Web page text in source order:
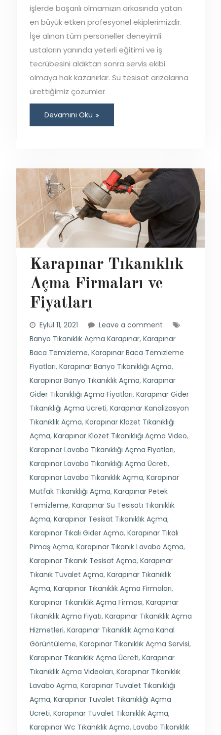
işlerde başarılı olmamızın arkasında yatan
en büyük etken profesyonel ekiplerimizdir.
İşe alınan tüm personeller deneyimli
ustaların yanında yeterli eğitimi ve iş
tecrübesini aldıktan sonra servis ekibi
olmaya hak kazanırlar. Su tesisat arızalarına
ürettiğimiz çözümler
Devamını Oku
Karapınar Tıkanıklık
Açma Firmaları ve
Fiyatları
Eylül 11, 2021
Leave a comment
Banyo Tıkanıklık Açma Karapınar, Karapınar
Baca Temizleme, Karapınar Baca Temizleme
Fiyatları, Karapınar Banyo Tıkanıklığı Açma,
Karapınar Banyo Tıkanıklık Açma, Karapınar
Gider Tıkanıklığı Açma Fiyatları, Karapınar Gider
Tıkanıklığı Açma Ücreti, Karapınar Kanalizasyon
Tıkanıklık Açma, Karapınar Klozet Tıkanıklığı
Açma, Karapınar Klozet Tıkanıklığı Açma Video,
Karapınar Lavabo Tıkanıklığı Açma Fiyatları,
Karapınar Lavabo Tıkanıklığı Açma Ücreti,
Karapınar Lavabo Tıkanıklık Açma, Karapınar
Mutfak Tıkanıklığı Açma, Karapınar Petek
Temizleme, Karapınar Su Tesisatı Tıkanıklık
Açma, Karapınar Tesisat Tıkanıklık Açma,
Karapınar Tıkalı Gider Açma, Karapınar Tıkalı
Pimaş Açma, Karapınar Tıkanık Lavabo Açma,
Karapınar Tıkanık Tesisat Açma, Karapınar
Tıkanık Tuvalet Açma, Karapınar Tıkanıklık
Açma, Karapınar Tıkanıklık Açma Firmaları,
Karapınar Tıkanıklık Açma Firması, Karapınar
Tıkanıklık Açma Fiyatı, Karapınar Tıkanıklık Açma
Hizmetleri, Karapınar Tıkanıklık Açma Kanal
Görüntüleme, Karapınar Tıkanıklık Açma Servisi,
Karapınar Tıkanıklık Açma Ücreti, Karapınar
Tıkanıklık Açma Videoları, Karapınar Tıkanıklık
Lavabo Açma, Karapınar Tuvalet Tıkanıklığı
Açma, Karapınar Tuvalet Tıkanıklığı Açma
Ücreti, Karapınar Tuvalet Tıkanıklık Açma,
Karapınar Wc Tıkanıklık Açma, Lavabo Tıkanıklık